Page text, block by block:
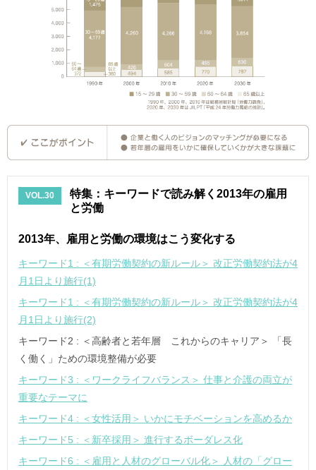
VOL.30
特集：キーワードで読み解く2013年の雇用
と労働
2013年、雇用と労働の環境はこう変化する
キーワード1 : ＜有期労働契約の新ルール＞ 改正労働契約法が4
月1日より施行(1)
キーワード1 : ＜有期労働契約の新ルール＞ 改正労働契約法が4
月1日より施行(2)
キーワード2 : ＜高齢者と若年層 これからのキャリア＞ 「長
く働く」ための環境整備が必要
キーワード3 : ＜ワークライフバランス＞ 仕事と介護の両立が
重要なテーマに
キーワード4 : ＜女性活用＞ いかにモチベーションを高めるか
キーワード5 : ＜新卒採用＞ 進行するボーダレス化
キーワード6 : ＜雇用と人材のグローバル化＞ 人材の「グロー